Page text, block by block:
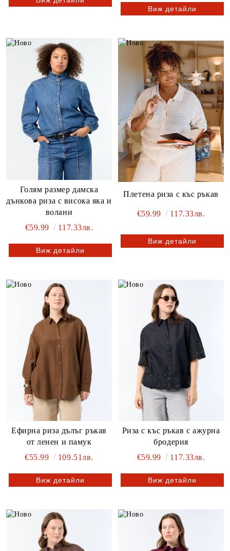
Виж детайли
Голям размер дамска
дънкова риза с висока яка и
волани
€59.99
117.33лв.
Виж детайли
Плетена риза с къс ръкав
€59.99 117.33лв.
Виж детайли
Ефирна риза дълъг ръкав
от ленен и памук
€55.99
109.51лв.
Виж детайли
Риза с къс ръкав с ажурна
бродерия
€59.99
117.33лв.
Виж детайли